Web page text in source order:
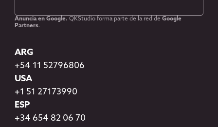
Anuncia en Google. QKStudio forma parte de la red de Google
Partners.
ARG
+54 11 52796806
USA
+1 51 27173990
ESP
+34 654 82 06 70